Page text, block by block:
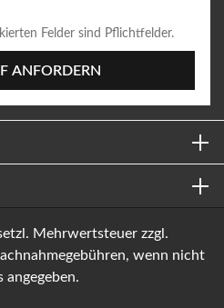
Felder sind Pflichtfelder.
ANFORDERN
Mehrwertsteuer zzgl.
wenn nicht
angegeben.